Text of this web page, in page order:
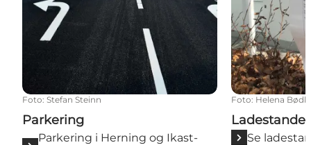
Foto: Stefan Steinn
Parkering
Parkering i Herning og Ikast-
Foto: Helena
Se